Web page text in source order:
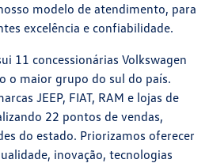
modelo de atendimento, para
excelência e confiabilidade.
11 concessionárias Volkswagen
o maior grupo do sul do país.
JEEP, FIAT, RAM e lojas de
22 pontos de vendas,
do estado. Priorizamos oferecer
inovação, tecnologias